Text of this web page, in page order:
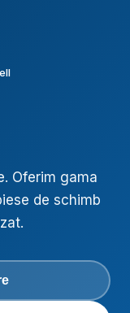
. Oferim gama
de schimb